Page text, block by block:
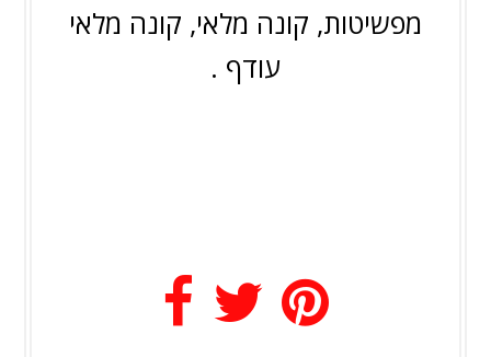
מפשיטות, קונה מלאי, קונה מלאי
עודף .